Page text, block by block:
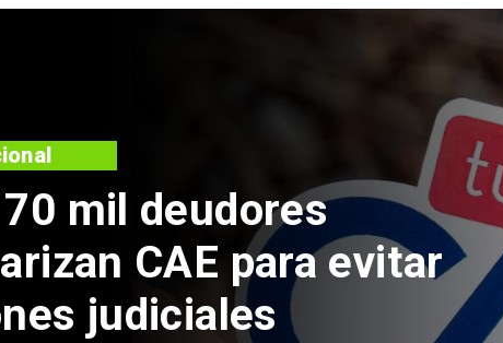
enfermedad de
vietnamita fallecido